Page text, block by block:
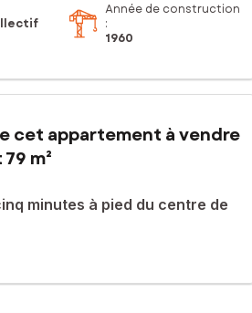
Année de construction
:
1960
cet appartement à vendre
m²
minutes à pied du centre de
5 minutes à pied de la place de Saint